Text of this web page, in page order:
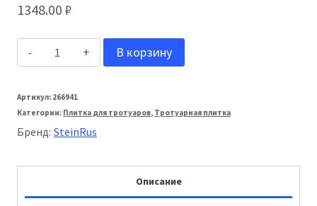
1348.00 ₽
Количество
Stein_Rus:
Тротуарная
плитка
Прямоугольник
В корзину
Артикул: 266941
Категории: Плитка для тротуаров, Тротуарная плитка
Бренд: SteinRus
Описание